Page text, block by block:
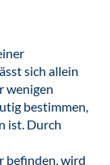
sich allein
wenigen
bestimmen,
ist. Durch
befinden, wird